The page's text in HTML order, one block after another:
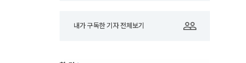
내가 구독한 기자 전체보기